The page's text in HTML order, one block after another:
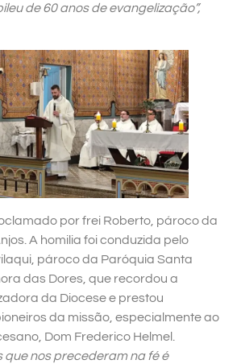
de 60 anos de evangelização”,
por frei Roberto, pároco da
A homilia foi conduzida pelo
pároco da Paróquia Santa
das Dores, que recordou a
da Diocese e prestou
da missão, especialmente ao
Dom Frederico Helmel.
que nos precederam na fé é